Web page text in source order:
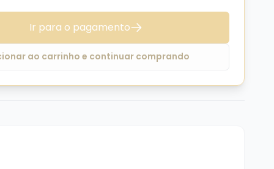
do show é só falar seu nome na chegada.
Ir para o pagamento
ao carrinho e continuar comprando